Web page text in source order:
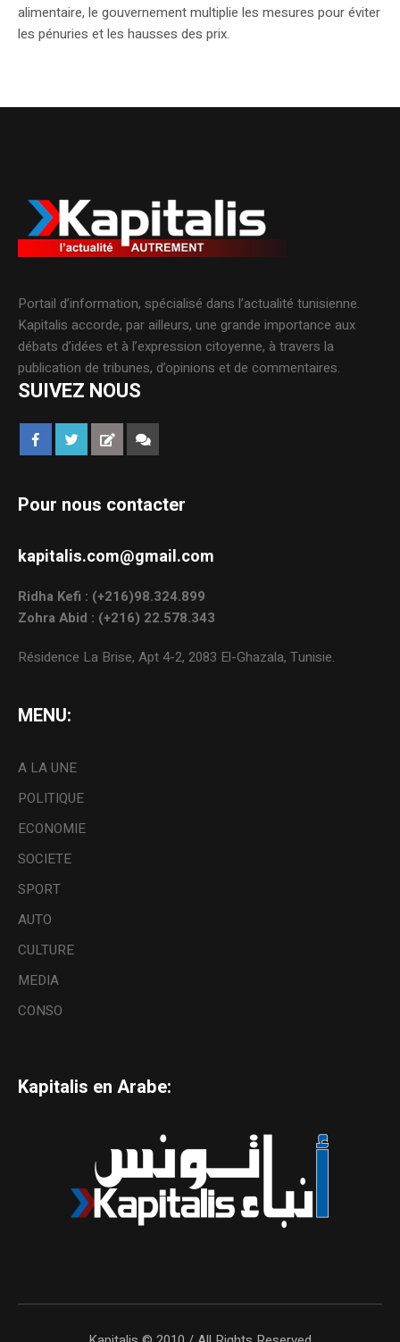
alimentaire, le gouvernement multiplie les mesures pour éviter
les pénuries et les hausses des prix.
Portail d’information, spécialisé dans l’actualité tunisienne.
Kapitalis accorde, par ailleurs, une grande importance aux
débats d’idées et à l’expression citoyenne, à travers la
publication de tribunes, d’opinions et de commentaires.
SUIVEZ NOUS
Pour nous contacter
kapitalis.com@gmail.com
Ridha Kefi : (+216)98.324.899
Zohra Abid : (+216) 22.578.343
Résidence La Brise, Apt 4-2, 2083 El-Ghazala, Tunisie.
MENU:
A LA UNE
POLITIQUE
ECONOMIE
SOCIETE
SPORT
AUTO
CULTURE
MEDIA
CONSO
Kapitalis en Arabe: